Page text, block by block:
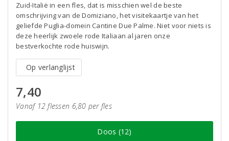
Zuid-Italië in een fles, dat is misschien wel de beste
omschrijving van de Domiziano, het visitekaartje van het
geliefde Puglia-domein Cantine Due Palme. Niet voor niets is
deze heerlijk zwoele rode Italiaan al jaren onze
bestverkochte rode huiswijn.
Op verlanglijst
7,40
Vanaf 12 flessen 6,80 per fles
Doos (12)